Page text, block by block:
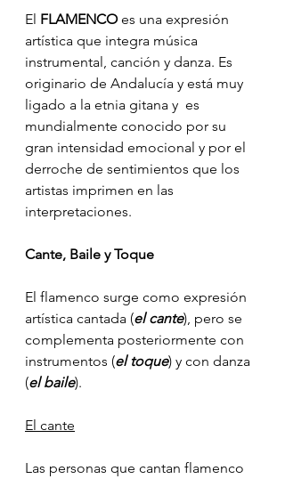
El FLAMENCO es una expresión
artística que integra música
instrumental, canción y danza. Es
originario de Andalucía y está muy
ligado a la etnia gitana y  es
mundialmente conocido por su
gran intensidad emocional y por el
derroche de sentimientos que los
artistas imprimen en las
interpretaciones.
Cante, Baile y Toque
El flamenco surge como expresión
artística cantada (el cante), pero se
complementa posteriormente con
instrumentos (el toque) y con danza
(el baile).
El cante
Las personas que cantan flamenco